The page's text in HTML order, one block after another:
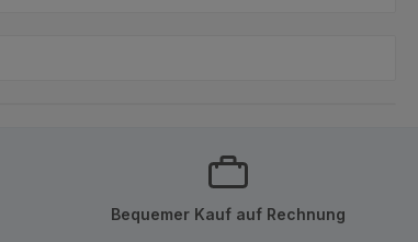
Bequemer Kauf auf Rechnung